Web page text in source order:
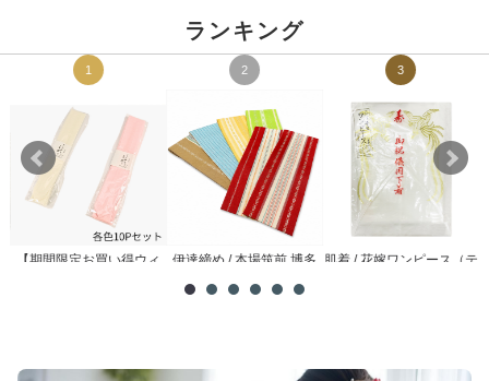
ランキング
1
【期間限定お買い得ウィ
2
伊達締め / 本場筑前 博多
3
肌着 / 花嫁ワンピース（テ